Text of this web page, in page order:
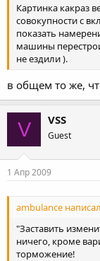
Картинка какраз
совокупности с
показать
машины
не ездили ).
в общем то же,
V VSS
Guest
1 Апр 2009
ambulance
"Заставить
ничего, кроме
торможение!